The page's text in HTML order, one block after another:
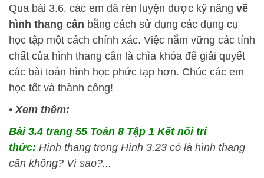
Qua bài 3.6, các em đã rèn luyện được kỹ năng vẽ
hình thang cân bằng cách sử dụng các dụng cụ
học tập một cách chính xác. Việc nắm vững các tính
chất của hình thang cân là chìa khóa để giải quyết
các bài toán hình học phức tạp hơn. Chúc các em
học tốt và thành công!
• Xem thêm:
Bài 3.4 trang 55 Toán 8 Tập 1 Kết nối tri
thức: Hình thang trong Hình 3.23 có là hình thang
cân không? Vì sao?...